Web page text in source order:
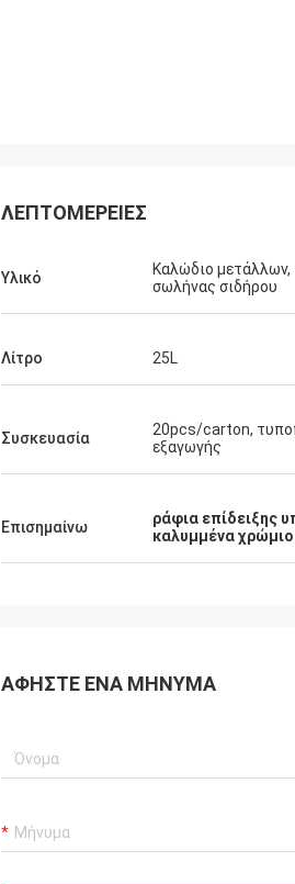
Fernando
Ευχαριστίες για το ράφι σας. Η αποθήκη
εμπορευμάτων αθλητικού εξοπλισμού
για να κάνω μια αίθουσα εκθέσεως για τα
αθλητικά αγαθά. Με βοηθήστε για να το
ΛΕΠΤΟΜΈΡΕΙΕΣ
Υλικό
Καλώδιο μετάλλων,
σωλήνας σιδήρου
Λίτρο 25L
Συσκευασία
20pcs/carton,
εξαγωγής
Επισημαίνω ράφια επίδειξης
καλυμμένα
ΑΦΉΣΤΕ ΈΝΑ ΜΉΝΥΜΑ